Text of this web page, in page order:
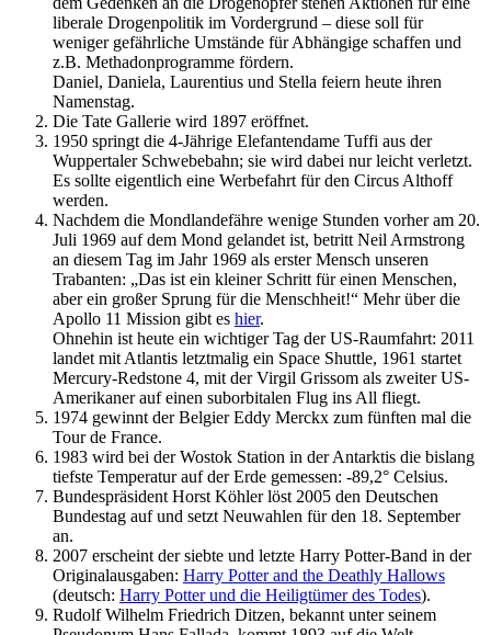
liberale Drogenpolitik im Vordergrund – diese soll für
weniger gefährliche Umstände für Abhängige schaffen und
z.B. Methadonprogramme fördern.
Daniel, Daniela, Laurentius und Stella feiern heute ihren
Namenstag.
Die Tate Gallerie wird 1897 eröffnet.
1950 springt die 4-Jährige Elefantendame Tuffi aus der
Wuppertaler Schwebebahn; sie wird dabei nur leicht verletzt.
Es sollte eigentlich eine Werbefahrt für den Circus Althoff
werden.
Nachdem die Mondlandefähre wenige Stunden vorher am 20.
Juli 1969 auf dem Mond gelandet ist, betritt Neil Armstrong
an diesem Tag im Jahr 1969 als erster Mensch unseren
Trabanten: „Das ist ein kleiner Schritt für einen Menschen,
aber ein großer Sprung für die Menschheit!“ Mehr über die
Apollo 11 Mission gibt es hier.
Ohnehin ist heute ein wichtiger Tag der US-Raumfahrt: 2011
landet mit Atlantis letztmalig ein Space Shuttle, 1961 startet
Mercury-Redstone 4, mit der Virgil Grissom als zweiter US-
Amerikaner auf einen suborbitalen Flug ins All fliegt.
1974 gewinnt der Belgier Eddy Merckx zum fünften mal die
Tour de France.
1983 wird bei der Wostok Station in der Antarktis die bislang
tiefste Temperatur auf der Erde gemessen: -89,2° Celsius.
Bundespräsident Horst Köhler löst 2005 den Deutschen
Bundestag auf und setzt Neuwahlen für den 18. September
an.
2007 erscheint der siebte und letzte Harry Potter-Band in der
Originalausgaben: Harry Potter and the Deathly Hallows
(deutsch: Harry Potter und die Heiligtümer des Todes).
Rudolf Wilhelm Friedrich Ditzen, bekannt unter seinem